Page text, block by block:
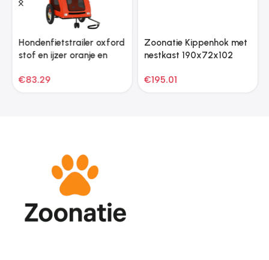
Hondenfietstrailer oxford
stof en ijzer oranje en
€83.29
Zoonatie Kippenhok met
nestkast 190x72x102
€195.01